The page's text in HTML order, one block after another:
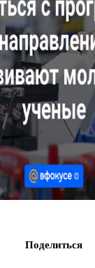
Поделиться